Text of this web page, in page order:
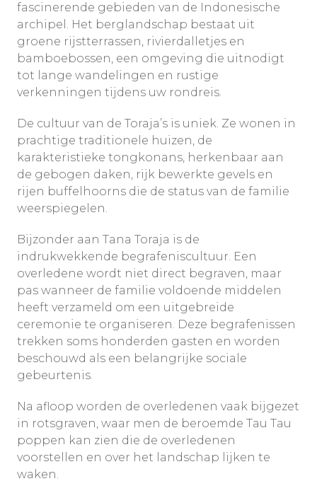
fascinerende gebieden van de Indonesische
archipel. Het berglandschap bestaat uit
groene rijstterrassen, rivierdalletjes en
bamboebossen, een omgeving die uitnodigt
tot lange wandelingen en rustige
verkenningen tijdens uw rondreis.
De cultuur van de Toraja’s is uniek. Ze wonen in
prachtige traditionele huizen, de
karakteristieke tongkonans, herkenbaar aan
de gebogen daken, rijk bewerkte gevels en
rijen buffelhoorns die de status van de familie
weerspiegelen.
Bijzonder aan Tana Toraja is de
indrukwekkende begrafeniscultuur. Een
overledene wordt niet direct begraven, maar
pas wanneer de familie voldoende middelen
heeft verzameld om een uitgebreide
ceremonie te organiseren. Deze begrafenissen
trekken soms honderden gasten en worden
beschouwd als een belangrijke sociale
gebeurtenis.
Na afloop worden de overledenen vaak bijgezet
in rotsgraven, waar men de beroemde Tau Tau
poppen kan zien die de overledenen
voorstellen en over het landschap lijken te
waken.